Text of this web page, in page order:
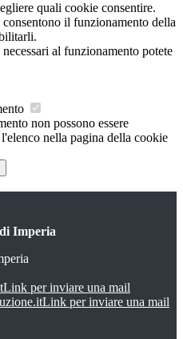
quali cookie consentire.
il funzionamento della
al funzionamento potete
non possono essere
nella pagina della cookie
Imperia
Link per inviare una mail
Link per inviare una mail